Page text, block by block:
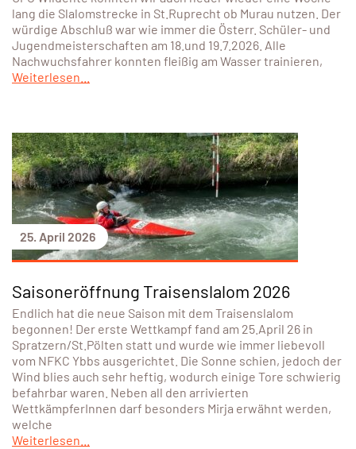
lang die Slalomstrecke in St.Ruprecht ob Murau nutzen. Der
würdige Abschluß war wie immer die Österr. Schüler- und
Jugendmeisterschaften am 18.und 19.7.2026. Alle
Nachwuchsfahrer konnten fleißig am Wasser trainieren,
Weiterlesen...
25. April 2026
Saisoneröffnung Traisenslalom 2026
Endlich hat die neue Saison mit dem Traisenslalom
begonnen! Der erste Wettkampf fand am 25.April 26 in
Spratzern/St.Pölten statt und wurde wie immer liebevoll
vom NFKC Ybbs ausgerichtet. Die Sonne schien, jedoch der
Wind blies auch sehr heftig, wodurch einige Tore schwierig
befahrbar waren. Neben all den arrivierten
WettkämpferInnen darf besonders Mirja erwähnt werden,
welche
Weiterlesen...